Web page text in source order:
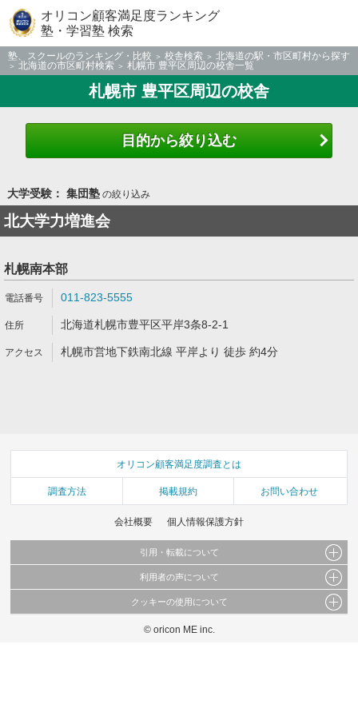
オリコン顧客満足度ランキング
塾・学習塾 検索
塾、スクールのランキング・比較 校舎検索
北海道の駅・市区町村から探す
北海道の市区町村検索
札幌市 豊平区周辺の校舎一覧
札幌市 豊平区周辺の校舎
目的から絞り込む
大学受験： 集団塾の絞り込み
北大学力増進会
札幌南本部
011-823-5555
北海道札幌市豊平区平岸3条8-2-1
札幌市営地下鉄南北線 平岸より 徒歩 約4分
オリコン顧客満足度調査とは
調査方法 掲載規約 お問い合わせ
会社概要 個人情報保護方針
引用・転載について
当サイトで公開されている情報（文字、写真、イラスト、画像データ等）及びこれらの配
これらの情報を権利者の許可なく無断転載・複製などの二次利用を行うことは固く禁じて
利用者の声について
当サイトに掲載している内容はすべてサービスの利用者が提出された見解・感想です。
弊社の見解・ 意見ではないことをご理解いただいた上でご覧ください。
クッキーの使用について
このサイトでは Cookie を使用して、ユーザーに合わせたコンテンツや広告の表示、ソー
© oricon ME inc.